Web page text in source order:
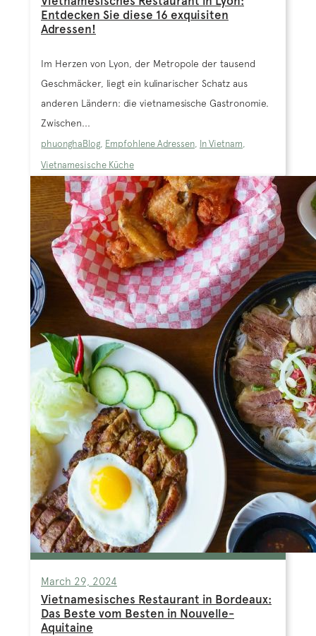
Entdecken Sie diese 16 exquisiten
Adressen!
Im Herzen von Lyon, der Metropole der tausend
Geschmäcker, liegt ein kulinarischer Schatz aus
anderen Ländern: die vietnamesische Gastronomie.
Zwischen...
phuongha Blog, Empfohlene Adressen, In Vietnam,
Vietnamesische Küche
March 29, 2024
Vietnamesisches Restaurant in Bordeaux:
Das Beste vom Besten in Nouvelle-
Aquitaine